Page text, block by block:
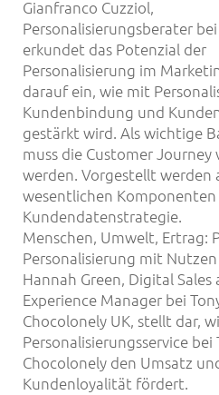
Gianfranco Cuzziol,
Personalisierungsberater
erkundet das Potenzial der
Personalisierung im
darauf ein, wie mit
Kundenbindung und
gestärkt wird. Als wichtige
muss die Customer Journey
werden. Vorgestellt werden
wesentlichen
Kundendatenstrategie.
Menschen, Umwelt, Ertrag:
Personalisierung mit
Hannah Green, Digital Sales
Experience Manager bei
Chocolonely UK, stellt dar,
Personalisierungsservice bei
Chocolonely den Umsatz
Kundenloyalität fördert.